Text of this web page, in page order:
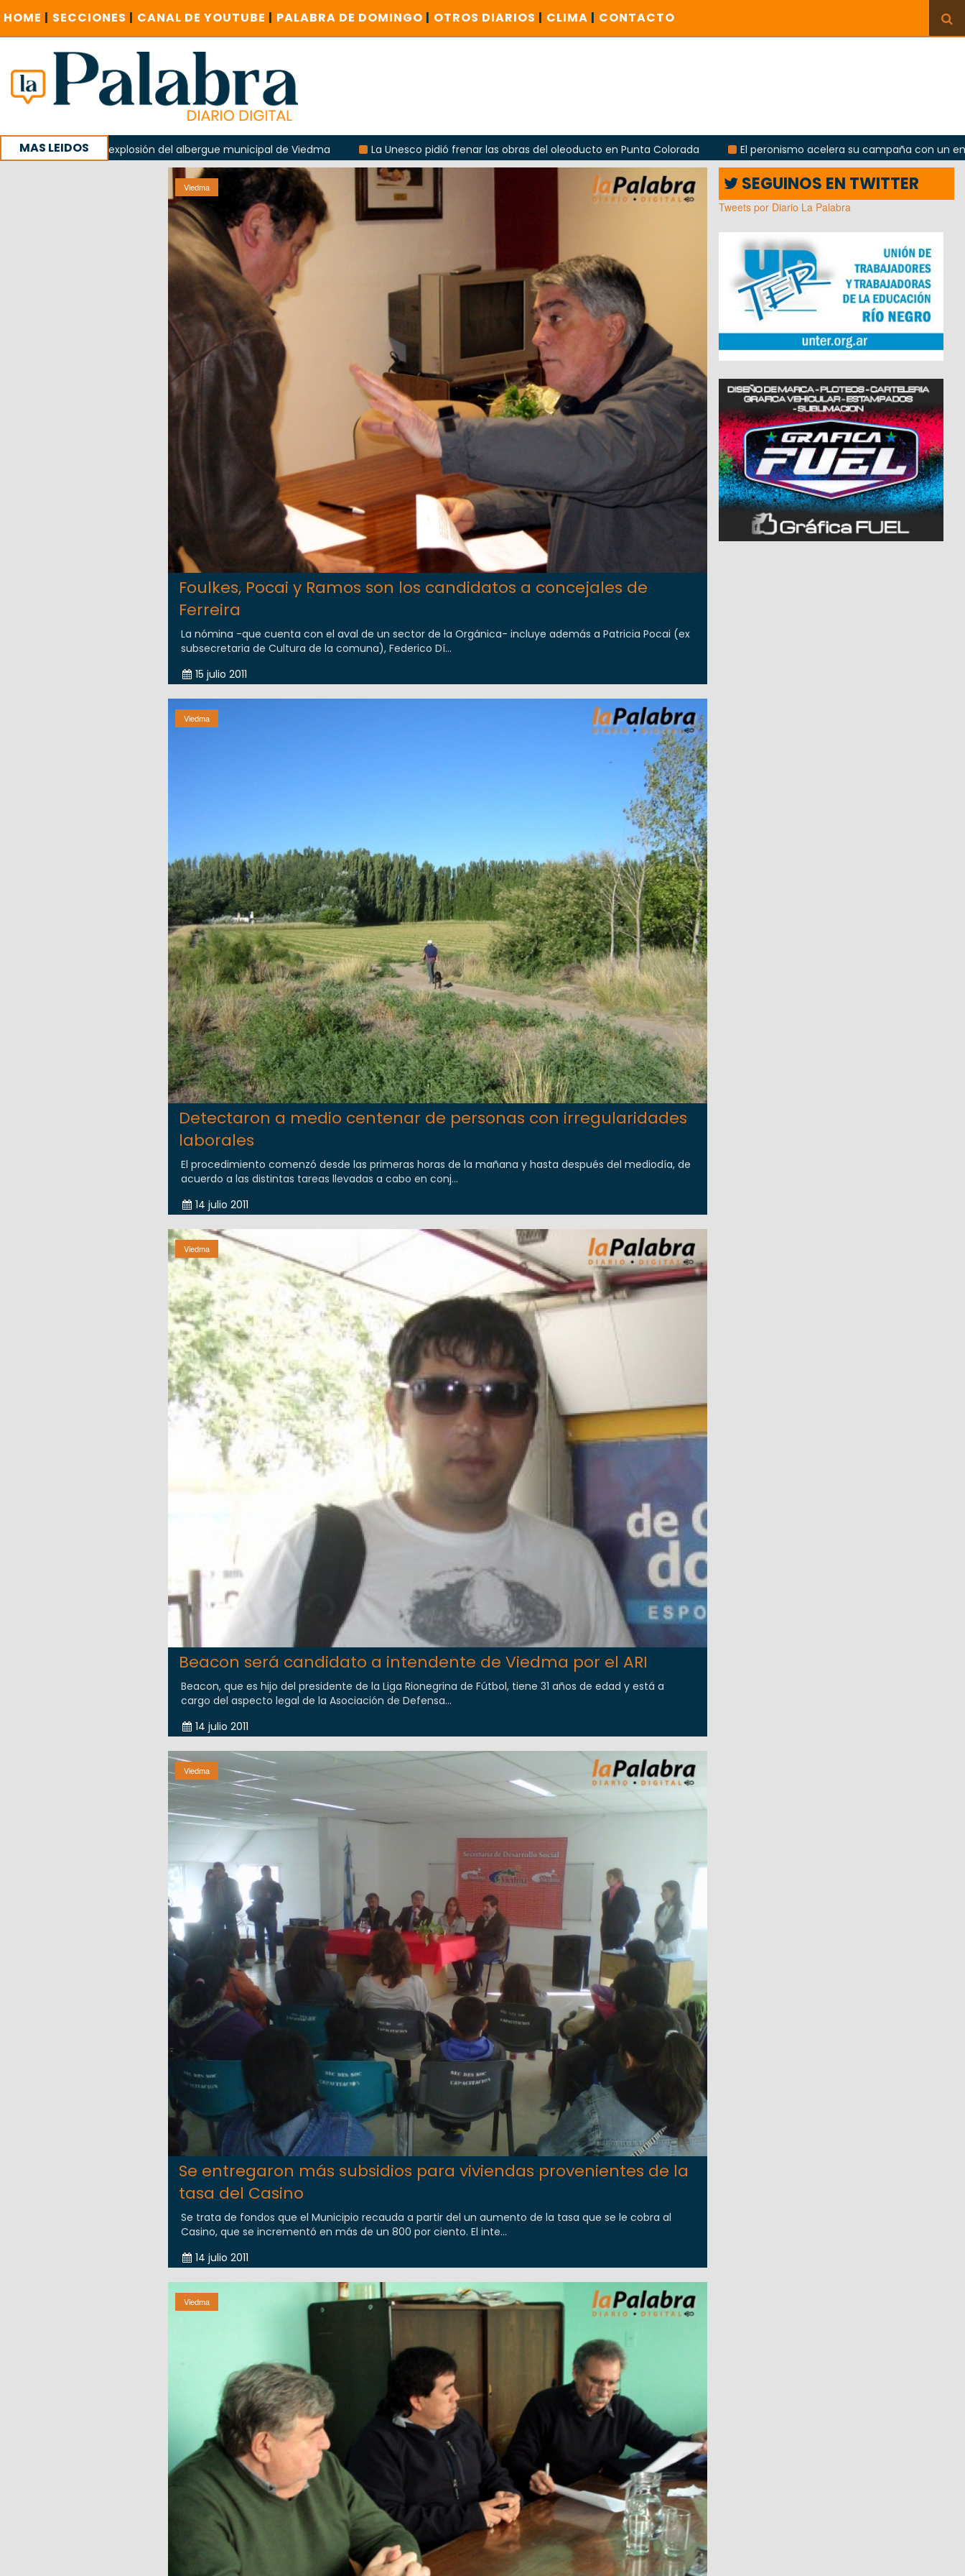
HOME | SECCIONES | CANAL DE YOUTUBE | PALABRA DE DOMINGO | OTROS DIARIOS | CLIMA | CONTACTO
MAS LEIDOS
del albergue municipal de Viedma La Unesco pidió frenar las obras del oleoducto en Punta Colorada
El peronismo acelera su campaña con un encuentro provincial
investigue contratación de baños de la Feria
Viedma
Foulkes, Pocai y Ramos son los candidatos a concejales de
Ferreira
La nómina -que cuenta con el aval de un sector de la Orgánica- incluye además a Patricia Pocai (ex
subsecretaria de Cultura de la comuna), Federico Dí...
15 julio 2011
Viedma
Detectaron a medio centenar de personas con irregularidades
laborales
El procedimiento comenzó desde las primeras horas de la mañana y hasta después del mediodía, de
acuerdo a las distintas tareas llevadas a cabo en conj...
14 julio 2011
Viedma
Beacon será candidato a intendente de Viedma por el ARI
Beacon, que es hijo del presidente de la Liga Rionegrina de Fútbol, tiene 31 años de edad y está a
cargo del aspecto legal de la Asociación de Defensa...
14 julio 2011
Viedma
Se entregaron más subsidios para viviendas provenientes de la
tasa del Casino
Se trata de fondos que el Municipio recauda a partir del un aumento de la tasa que se le cobra al
Casino, que se incrementó en más de un 800 por ciento. El inte...
14 julio 2011
Viedma
SEGUINOS EN TWITTER
Tweets por Diario La Palabra